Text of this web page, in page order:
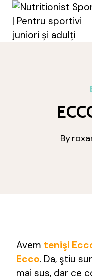
Skip
content
By
Avem tenişi
Ecco. Da, ştiu
mai sus, dar ce